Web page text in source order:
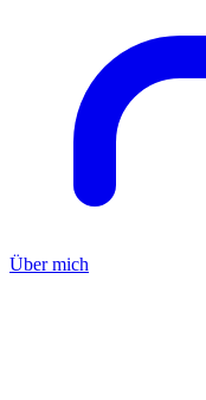
Über mich